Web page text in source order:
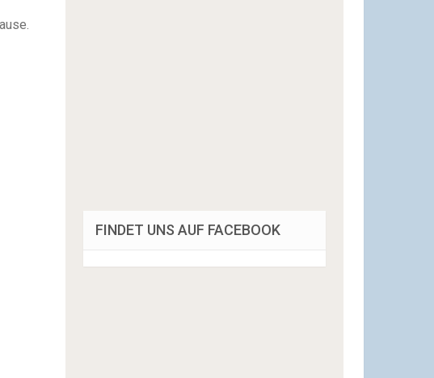
FINDET UNS AUF FACEBOOK